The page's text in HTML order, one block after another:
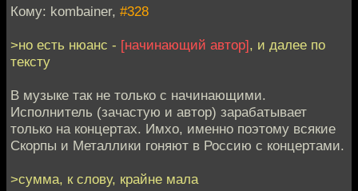
Кому: kombainer, #328
>но есть нюанс - [начинающий автор], и далее по
тексту
В музыке так не только с начинающими.
Исполнитель (зачастую и автор) зарабатывает
только на концертах. Имхо, именно поэтому всякие
Скорпы и Металлики гоняют в Россию с концертами.
>сумма, к слову, крайне мала